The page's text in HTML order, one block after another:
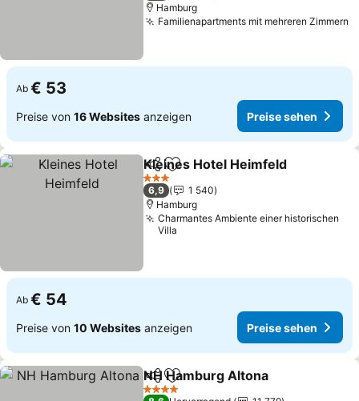
Hamburg
Familienapartments mit mehreren Zimmern
Ab € 53
Preise von 16 Websites anzeigen Preise sehen
TeilenZu Favoriten hinzufügen
Kleines Hotel Heimfeld
3 Sterne
6,9
1 540
Hamburg
Charmantes Ambiente einer historischen
Villa
Ab € 54
Preise von 10 Websites anzeigen Preise sehen
TeilenZu Favoriten hinzufügen
NH Hamburg Altona
4 Sterne